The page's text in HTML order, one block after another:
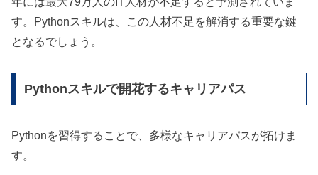
す。Pythonスキルは、この人材不足を解消する重要な鍵
となるでしょう。
Pythonスキルで開花するキャリアパス
Pythonを習得することで、多様なキャリアパスが拓けま
す。